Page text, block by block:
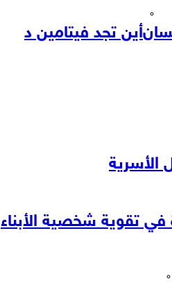
أين تجد فيتامين د
الأسرية
في تقوية شخصية الأبناء